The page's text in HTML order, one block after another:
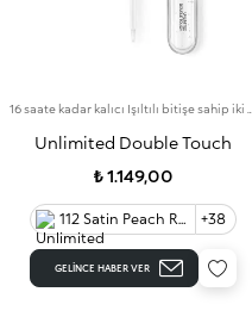
Unlimited Double Touch
₺ 1.149,00
112 Satin Peach Rose 60 +38
GELINCE HABER VER